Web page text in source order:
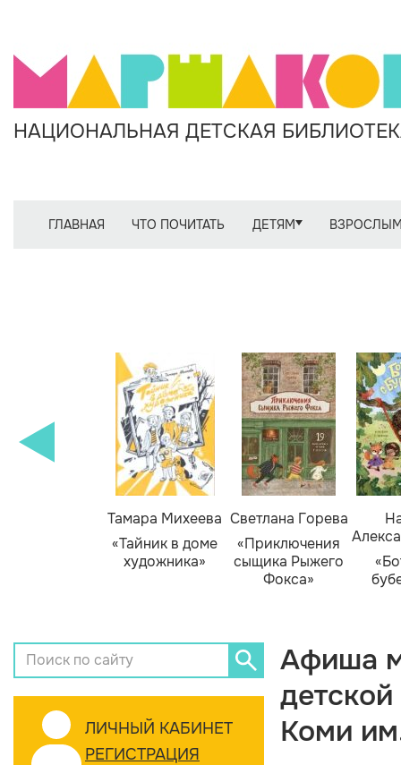
НАЦИОНАЛЬНАЯ ДЕТСКАЯ
ГЛАВНАЯ ЧТО ПОЧИТАТЬ ДЕТЯМ
Тамара Михеева
«Тайник в доме
художника»
Светлана Горева
«Приключения
сыщика Рыжего
Фокса»
ЛИЧНЫЙ КАБИНЕТ
РЕГИСТРАЦИЯ
Афиша
Коми